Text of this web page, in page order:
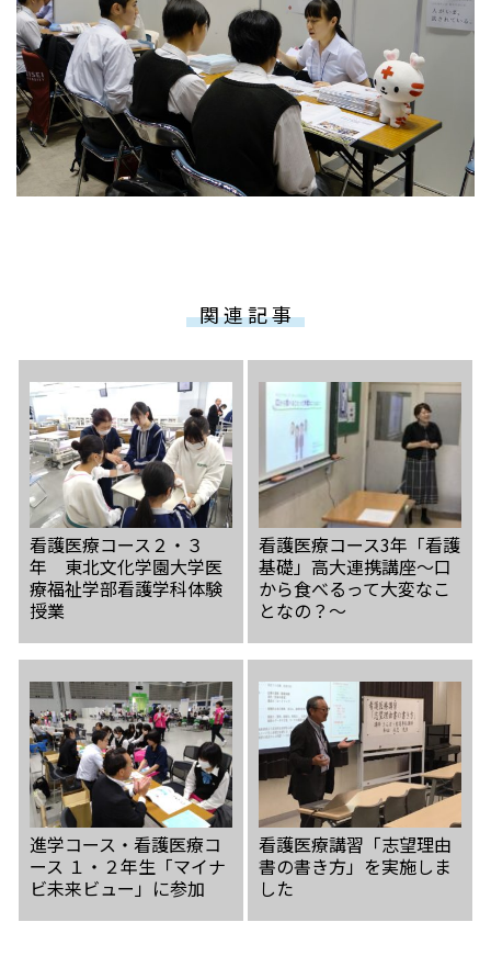
関 連 記 事
看護医療コース２・３
年 東北文化学園大学医
療福祉学部看護学科体験
授業
看護医療コース3年「看護
基礎」高大連携講座～口
から食べるって大変なこ
となの？～
進学コース・看護医療コ
ース １・２年生「マイナ
ビ未来ビュー」に参加
看護医療講習「志望理由
書の書き方」を実施しま
した